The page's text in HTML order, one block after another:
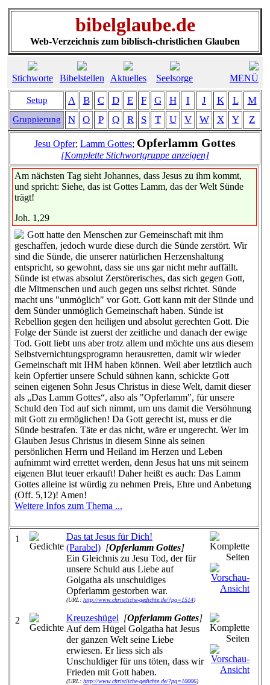
bibelglaube.de
Web-Verzeichnis zum biblisch-christlichen Glauben
Stichworte Bibelstellen Aktuelles Seelsorge MENÜ
Setup A B C D E F G H I J K L M
Gruppierung N O P Q R S T U V W X Y Z
Jesu Opfer; Lamm Gottes; Opferlamm Gottes
[Komplette Stichwortgruppe anzeigen]
Am nächsten Tag sieht Johannes, dass Jesus zu ihm kommt,
und spricht: Siehe, das ist Gottes Lamm, das der Welt Sünde
trägt!
Joh. 1,29
Gott hatte den Menschen zur Gemeinschaft mit ihm
geschaffen, jedoch wurde diese durch die Sünde zerstört. Wir
sind die Sünde, die unserer natürlichen Herzenshaltung
entspricht, so gewohnt, dass sie uns gar nicht mehr auffällt.
Sünde ist etwas absolut Zerstörerisches, das sich gegen Gott,
die Mitmenschen und auch gegen uns selbst richtet. Sünde
macht uns "unmöglich" vor Gott. Gott kann mit der Sünde und
dem Sünder unmöglich Gemeinschaft haben. Sünde ist
Rebellion gegen den heiligen und absolut gerechten Gott. Die
Folge der Sünde ist zuerst der zeitliche und danach der ewige
Tod. Gott liebt uns aber trotz allem und möchte uns aus diesem
Selbstvernichtungsprogramn herausretten, damit wir wieder
Gemeinschaft mit IHM haben können. Weil aber letztlich auch
kein Opfertier unsere Schuld sühnen kann, schickte Gott
seinen eigenen Sohn Jesus Christus in diese Welt, damit dieser
als „Das Lamm Gottes“, also als "Opferlamm", für unsere
Schuld den Tod auf sich nimmt, um uns damit die Versöhnung
mit Gott zu ermöglichen! Da Gott gerecht ist, muss er die
Sünde bestrafen. Täte er das nicht, wäre er ungerecht. Wer im
Glauben Jesus Christus in diesem Sinne als seinen
persönlichen Herrn und Heiland im Herzen und Leben
aufnimmt wird errettet werden, denn Jesus hat uns mit seinem
eigenen Blut teuer erkauft! Daher heißt es auch: Das Lamm
Gottes alleine ist würdig zu nehmen Preis, Ehre und Anbetung
(Off. 5,12)! Amen!
Weitere Infos zum Thema ...
1
Das tat Jesus für Dich!
(Parabel) [Opferlamm Gottes]
Ein Gleichnis zu Jesu Tod, der für
unsere Schuld aus Liebe auf
Golgatha als unschuldiges
Opferlamm gestorben war.
(URL: http://www.christliche-gedichte.de/?pg=1514)
2 Kreuzeshügel [Opferlamm Gottes]
Auf dem Hügel Golgatha hat Jesus
der ganzen Welt seine Liebe
erwiesen. Er liess sich als
Unschuldiger für uns töten, dass wir
Frieden mit Gott haben.
(URL: http://www.christliche-gedichte.de/?pg=10006)